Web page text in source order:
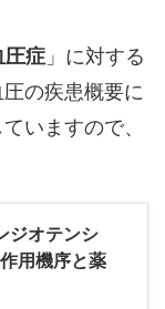
圧症 」に対する
の疾患概要に
いますので、
ジオテンシ
用機序と薬